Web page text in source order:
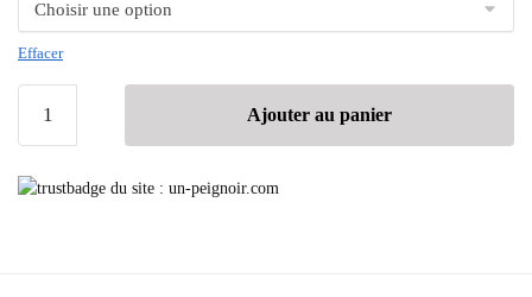
Effacer
Ajouter au panier